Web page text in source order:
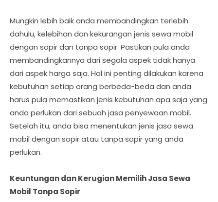
Mungkin lebih baik anda membandingkan terlebih
dahulu, kelebihan dan kekurangan jenis sewa mobil
dengan sopir dan tanpa sopir. Pastikan pula anda
membandingkannya dari segala aspek tidak hanya
dari aspek harga saja. Hal ini penting dilakukan karena
kebutuhan setiap orang berbeda-beda dan anda
harus pula memastikan jenis kebutuhan apa saja yang
anda perlukan dari sebuah jasa penyewaan mobil.
Setelah itu, anda bisa menentukan jenis jasa sewa
mobil dengan sopir atau tanpa sopir yang anda
perlukan.
Keuntungan dan Kerugian Memilih Jasa Sewa
Mobil Tanpa Sopir